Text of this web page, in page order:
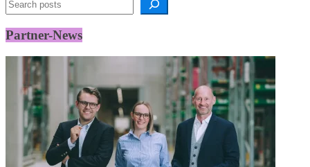
Partner-News